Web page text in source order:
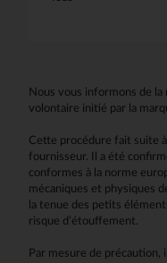
Nous vous informons de la
volontaire initié par la
Cette procédure fait suite
fournisseur. Il a été
conformes à la norme
mécaniques et physiques
la tenue des petits
risque d’étouffement.
Par mesure de précaution,